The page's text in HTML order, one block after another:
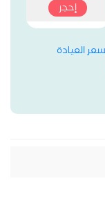
إحجز
العيادة